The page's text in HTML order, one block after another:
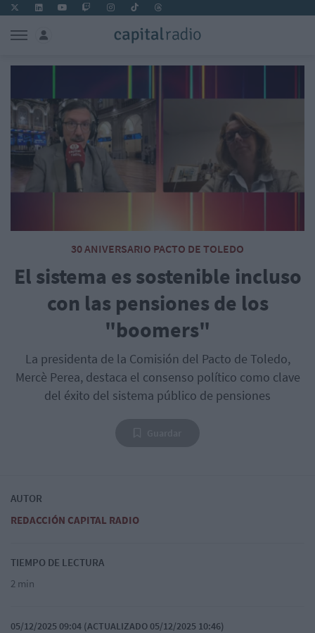
30 ANIVERSARIO PACTO DE TOLEDO
El sistema es sostenible incluso
con las pensiones de los
"boomers"
La presidenta de la Comisión del Pacto de Toledo,
Mercè Perea, destaca el consenso político como clave
del éxito del sistema público de pensiones
AUTOR
REDACCIÓN CAPITAL RADIO
TIEMPO DE LECTURA
2 min
05/12/2025 09:04 (ACTUALIZADO 05/12/2025 10:46)